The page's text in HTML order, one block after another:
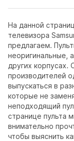
На данной
телевизора
предлагаем.
неоригинальные,
других корпусах.
производителей
выпускаться в
которые не
неподходящий
странице пульта
внимательно
чтобы выяснить